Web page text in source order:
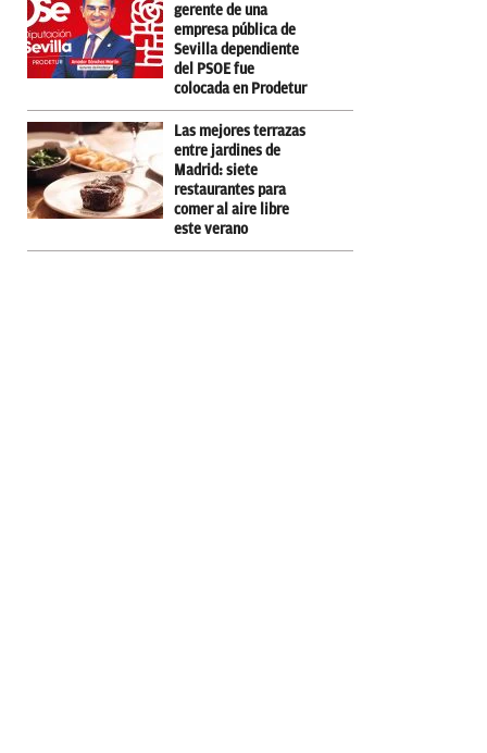
gerente de una
empresa pública de
Sevilla dependiente
del PSOE fue
colocada en Prodetur
Las mejores terrazas
entre jardines de
Madrid: siete
restaurantes para
comer al aire libre
este verano